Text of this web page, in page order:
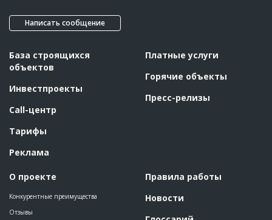
Написать сообщение
База строящихся
объектов
Инвестпроекты
Call-центр
Тарифы
Реклама
О проекте
Конкурентные преимущества
Отзывы
Платные услуги
Горячие объекты
Пресс-релизы
Правила работы
Новости